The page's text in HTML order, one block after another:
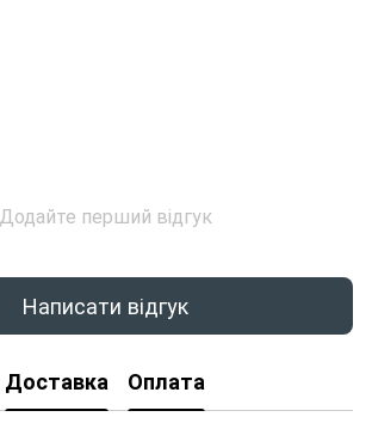
Додайте перший відгук
Написати відгук
Доставка Оплата